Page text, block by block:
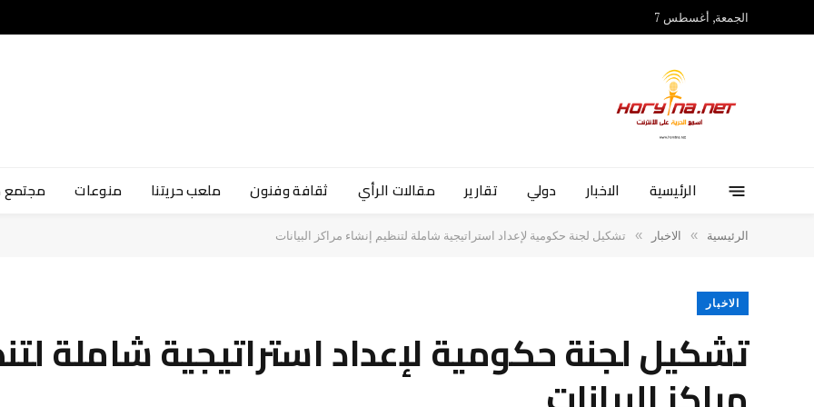
الجمعة, أغسطس 7
الرئيسية الاخبار دولي تقارير مقالات الرأي ثقافة وفنون ملعب حريتنا منوعات
الرئيسية » الاخبار » تشكيل لجنة حكومية لإعداد استراتيجية شاملة لتنظيم إنشاء مراكز البيانات
الاخبار
تشكيل لجنة حكومية لإعداد استراتيجية شاملة